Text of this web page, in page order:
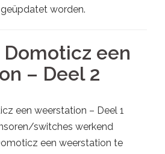
worden.
Domoticz een
– Deel 2
een weerstation – Deel 1
switches werkend
een weerstation te